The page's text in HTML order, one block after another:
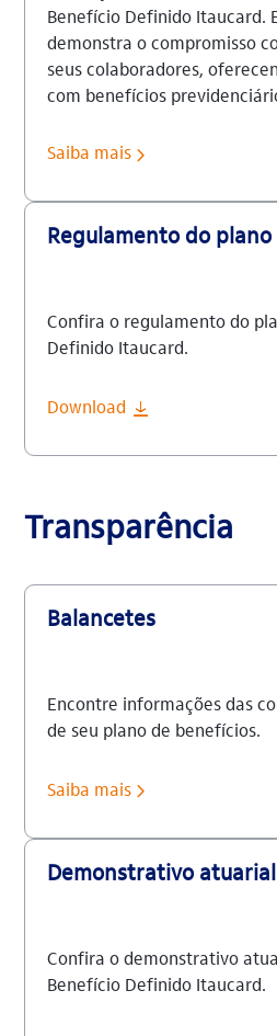
Benefício Definido Itaucard.
demonstra o compromisso
seus colaboradores,
com benefícios
Saiba mais
Regulamento do plano
Confira o regulamento do
Definido Itaucard.
Download
Transparência
Balancetes
Encontre informações das
de seu plano de benefícios.
Saiba mais
Demonstrativo atuarial
Confira o demonstrativo
Benefício Definido Itaucard.